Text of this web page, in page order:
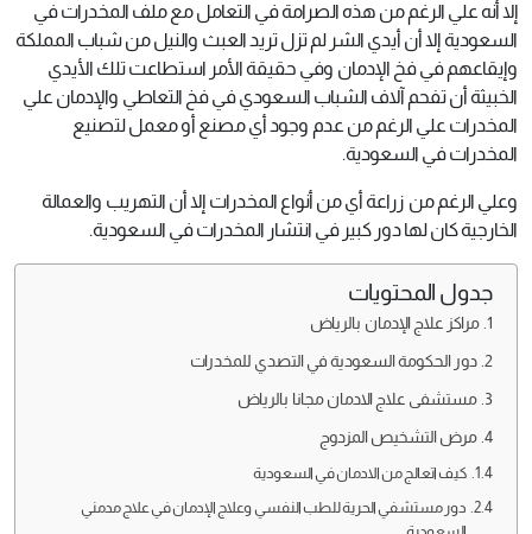
إلا أنه علي الرغم من هذه الصرامة في التعامل مع ملف المخدرات في
السعودية إلا أن أيدي الشر لم تزل تريد العبث والنيل من شباب المملكة
وإيقاعهم في فخ الإدمان وفي حقيقة الأمر استطاعت تلك الأيدي
الخبيثة أن تفحم آلاف الشباب السعودي في فخ التعاطي والإدمان علي
المخدرات علي الرغم من عدم وجود أي مصنع أو معمل لتصنيع
المخدرات في السعودية.
وعلي الرغم من زراعة أي من أنواع المخدرات إلا أن التهريب والعمالة
الخارجية كان لها دور كبير في انتشار المخدرات في السعودية.
جدول المحتويات
مراكز علاج الإدمان بالرياض
دور الحكومة السعودية في التصدي للمخدرات
مستشفى علاج الادمان مجانا بالرياض
مرض التشخيص المزدوج
كيف اتعالج من الادمان في السعودية
دور مستشفي الحرية للطب النفسي وعلاج الإدمان في علاج مدمني